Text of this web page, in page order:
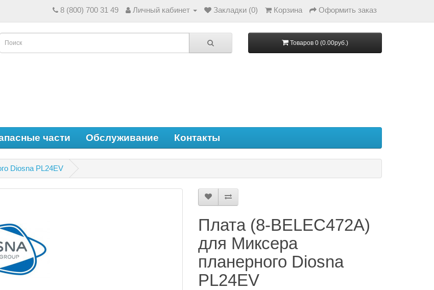
8 (800) 700 31 49 Личный кабинет Закладки (0) Корзина Оформить заказ
Товаров 0 (0.00руб.)
части Обслуживание Контакты
Diosna PL24EV
Плата (8-BELEC472A)
для Миксера
планерного Diosna
PL24EV